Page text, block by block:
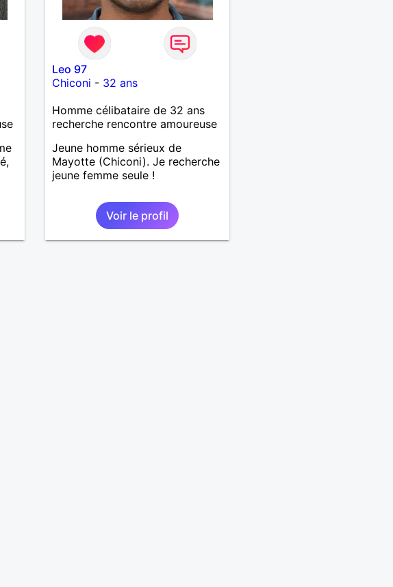
Leo 97
Chiconi - 32 ans
Homme célibataire de 32 ans
recherche rencontre amoureuse
Jeune homme sérieux de
Mayotte (Chiconi). Je recherche
jeune femme seule !
Voir le profil